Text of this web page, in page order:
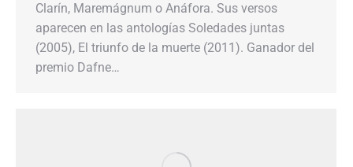
Clarín, Maremágnum o Anáfora. Sus versos
aparecen en las antologías Soledades juntas
(2005), El triunfo de la muerte (2011). Ganador del
premio Dafne…